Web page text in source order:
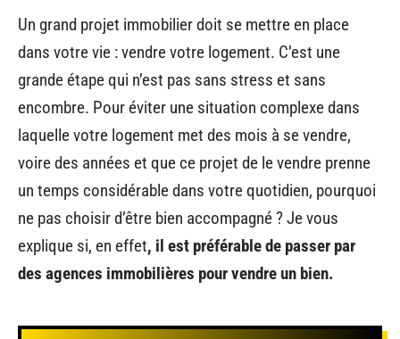
Un grand projet immobilier doit se mettre en place
dans votre vie : vendre votre logement. C’est une
grande étape qui n’est pas sans stress et sans
encombre. Pour éviter une situation complexe dans
laquelle votre logement met des mois à se vendre,
voire des années et que ce projet de le vendre prenne
un temps considérable dans votre quotidien, pourquoi
ne pas choisir d’être bien accompagné ? Je vous
explique si, en effet, il est préférable de passer par
des agences immobilières pour vendre un bien.